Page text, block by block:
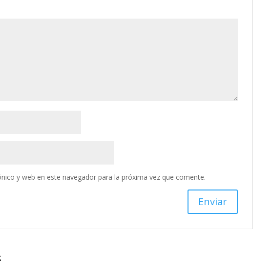
y web en este navegador para la próxima vez que comente.